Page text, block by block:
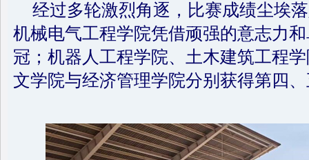
经过多轮激烈角逐，比赛成绩尘埃
机械电气工程学院凭借顽强的意志力
冠；机器人工程学院、土木建筑工程
文学院与经济管理学院分别获得第四